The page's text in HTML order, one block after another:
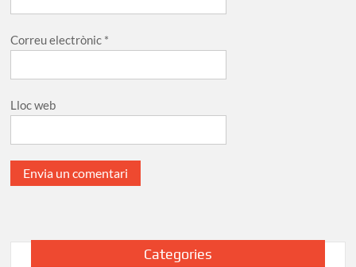
Correu electrònic *
Lloc web
Categories